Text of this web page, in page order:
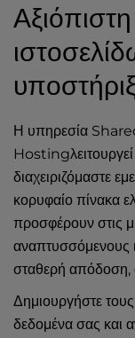
Η υπηρεσία
διαχειριζόμαστε
κορυφαίο πίνακα
προσφέρουν στις
αναπτυσσόμενους
σταθερή απόδοση,
Δημιουργήστε
δεδομένα σας και